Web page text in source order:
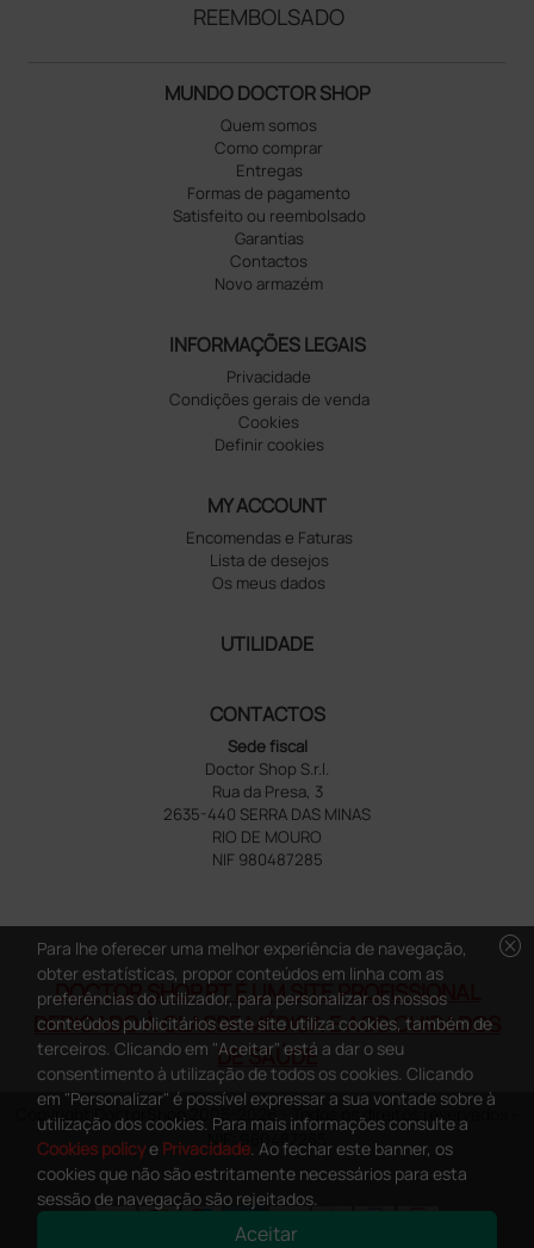
REEMBOLSADO
MUNDO DOCTOR SHOP
Quem somos
Como comprar
Entregas
Formas de pagamento
Satisfeito ou reembolsado
Garantias
Contactos
Novo armazém
INFORMAÇÕES LEGAIS
Privacidade
Condições gerais de venda
Cookies
Definir cookies
MY ACCOUNT
Encomendas e Faturas
Lista de desejos
Os meus dados
UTILIDADE
CONTACTOS
Sede fiscal
Doctor Shop S.r.l.
Rua da Presa, 3
2635-440 SERRA DAS MINAS
RIO DE MOURO
NIF 980487285
DOCTOR SHOP.PT É UM SITE PROFISSIONAL
DEDICADO À CLASSE MÉDICA E AOS CUIDADOS
DE SAÚDE
Copyright DoctorShop 2005-2026 - Todos os direitos reservados -
NIF: 980487285
cancel
Para lhe oferecer uma melhor experiência de navegação,
obter estatísticas, propor conteúdos em linha com as
preferências do utilizador, para personalizar os nossos
conteúdos publicitários este site utiliza cookies, também de
terceiros. Clicando em "Aceitar" está a dar o seu
consentimento à utilização de todos os cookies. Clicando
em "Personalizar" é possível expressar a sua vontade sobre à
utilização dos cookies. Para mais informações consulte a
Cookies policye Privacidade. Ao fechar este banner, os
cookies que não são estritamente necessários para esta
sessão de navegação são rejeitados.
Aceitar